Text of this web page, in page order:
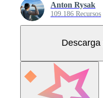
Anton Rysak
109.186 Recursos